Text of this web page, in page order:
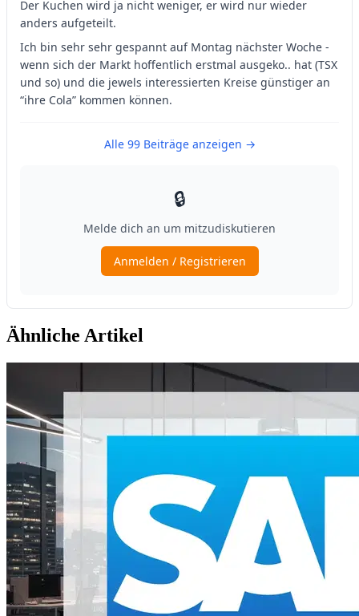
Ähnliche Artikel